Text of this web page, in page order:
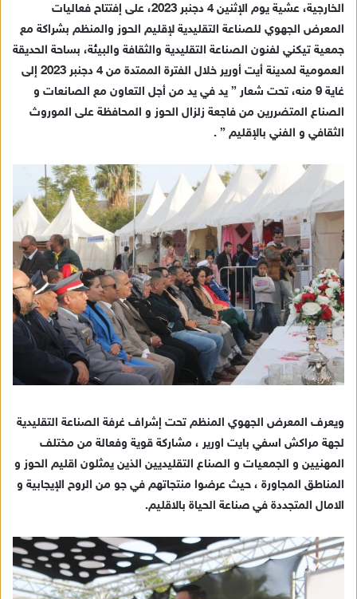
ك
ت
ر
و
الخارجية، عشية يوم الإثنين 4 دجنبر 2023، على إفتتاح فعاليات
المعرض الجهوي للصناعة التقليدية لإقليم الحوز والمنظم بشراكة مع
جمعية تيكني لفنون الصناعة التقليدية والثقافة والبيئة، بساحة الحديقة
العمومية لمدينة أيت أورير خلال الفترة الممتدة من 4 دجنبر 2023 إلى
غاية 9 منه، تحت شعار ” يد في يد من أجل التعاون مع الصانعات و
الصناع المتضررين من فاجعة زلزال الحوز و المحافظة على الموروث
الثقافي و الفني بالإقليم ” .
ويعرف المعرض الجهوي المنظم تحت إشراف غرفة الصناعة التقليدية
لجهة مراكش اسفي بايت اورير ، مشاركة قوية وفعالة من مختلف
المهنيين و الجمعيات و الصناع التقليديين الذين يمثلون اقليم الحوز و
المناطق المجاورة ، حيث عرضوا منتجاتهم في جو من الروح الإيجابية و
الامال المتجددة في صناعة الحياة بالاقليم.